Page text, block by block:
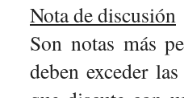
Nota de discusión
Son notas más
deben exceder